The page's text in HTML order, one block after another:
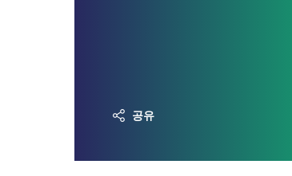
공유